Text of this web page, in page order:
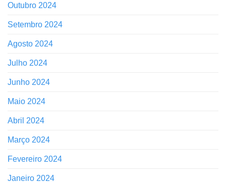
Outubro 2024
Setembro 2024
Agosto 2024
Julho 2024
Junho 2024
Maio 2024
Abril 2024
Março 2024
Fevereiro 2024
Janeiro 2024